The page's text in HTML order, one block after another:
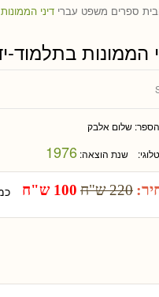
ספרים משפט עברי דיני
הממונות בתלמוד-
שלום אלבק
שנת הוצאה:1976
220 ש"ח 100 ש"ח